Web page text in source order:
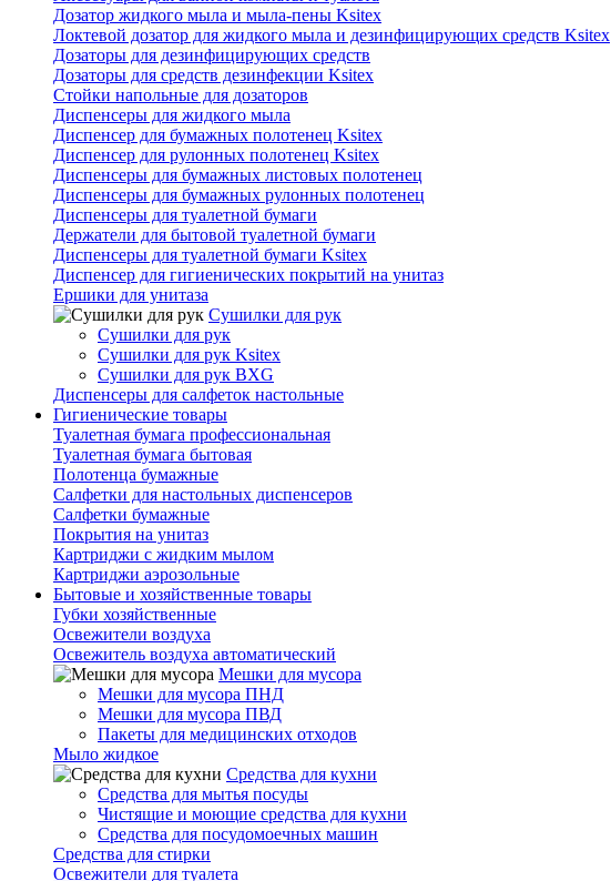
Дозатор жидкого мыла и мыла-пены Ksitex
Локтевой дозатор для жидкого мыла и дезинфицирующих средств Ksitex
Дозаторы для дезинфицирующих средств
Дозаторы для средств дезинфекции Ksitex
Стойки напольные для дозаторов
Диспенсеры для жидкого мыла
Диспенсер для бумажных полотенец Ksitex
Диспенсер для рулонных полотенец Ksitex
Диспенсеры для бумажных листовых полотенец
Диспенсеры для бумажных рулонных полотенец
Диспенсеры для туалетной бумаги
Держатели для бытовой туалетной бумаги
Диспенсеры для туалетной бумаги Ksitex
Диспенсер для гигиенических покрытий на унитаз
Ершики для унитаза
Сушилки для рук
Сушилки для рук
Сушилки для рук Ksitex
Сушилки для рук BXG
Диспенсеры для салфеток настольные
Гигиенические товары
Туалетная бумага профессиональная
Туалетная бумага бытовая
Полотенца бумажные
Салфетки для настольных диспенсеров
Салфетки бумажные
Покрытия на унитаз
Картриджи с жидким мылом
Картриджи аэрозольные
Бытовые и хозяйственные товары
Губки хозяйственные
Освежители воздуха
Освежитель воздуха автоматический
Мешки для мусора
Мешки для мусора ПНД
Мешки для мусора ПВД
Пакеты для медицинских отходов
Мыло жидкое
Средства для кухни
Средства для мытья посуды
Чистящие и моющие средства для кухни
Средства для посудомоечных машин
Средства для стирки
Освежители для туалета